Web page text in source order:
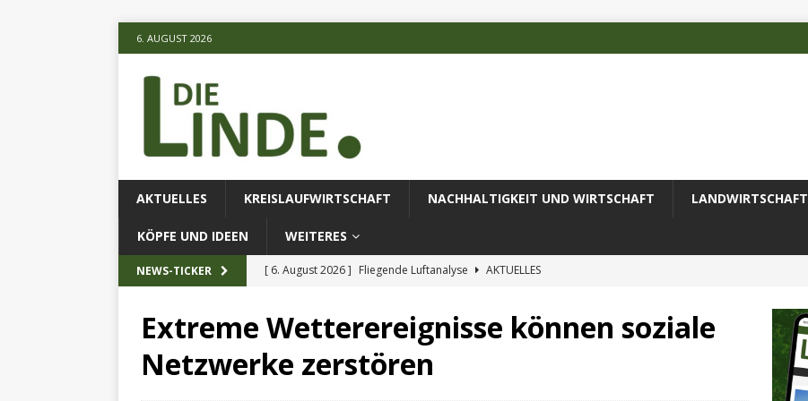
6. AUGUST 2026
AKTUELLES KREISLAUFWIRTSCHAFT NACHHALTIGKEIT UND WIRTSCHAFT LANDWIRTSCHAFT
KÖPFE UND IDEEN WEITERES
NEWS-TICKER [ 6. August 2026 ] Fliegende Luftanalyse
AKTUELLES
AKTUELLES
[ 6. August 2026 ] Projekt des Deutschen Alpenvereins mit DBU-Förderung
Extreme Wetterereignisse können soziale
Netzwerke zerstören